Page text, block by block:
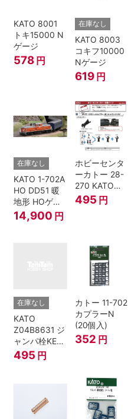
KATO 8001
トキ15000 N
ゲージ
578 円
在庫なし
KATO 8003
コキフ10000
Nゲージ
619 円
在庫なし
KATO 1-702A
HO DD51 暖
地形 HOゲー
ジ
14,900 円
ホビーセンタ
ーカトー 28-
270 KATOナ
ックルカプラ
ー 黒 センタ
495 円
在庫なし
KATO
Z04B8631 ジ
ャンパ栓KE76
濃青 ランナー
495 円
カトー 11-702
カプラーN
(20個入)
352 円